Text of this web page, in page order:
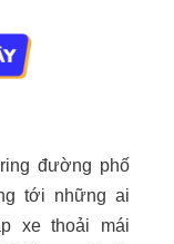
đường phố
tới những ai
xe thoải mái